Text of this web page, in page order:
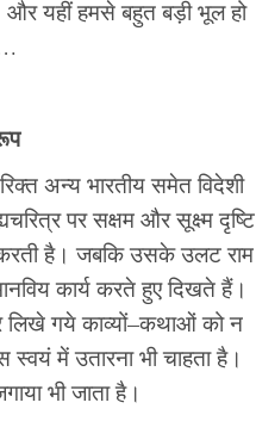
और यहीं हमसे बहुत बड़ी भूल हो
अन्य भारतीय समेत विदेशी
पर सक्षम और सूक्ष्म दृष्टि
है। जबकि उसके उलट राम
कार्य करते हुए दिखते हैं।
लिखे गये काव्यों–कथाओं को न
में उतारना भी चाहता है।
भी जाता है।